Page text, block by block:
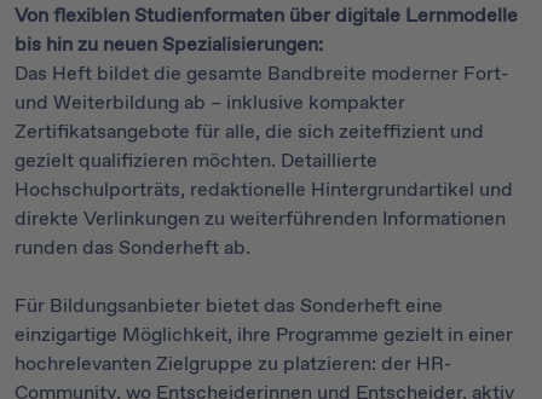
Von flexiblen Studienformaten über digitale Lernmodelle
bis hin zu neuen Spezialisierungen:
Das Heft bildet die gesamte Bandbreite moderner Fort-
und Weiterbildung ab – inklusive kompakter
Zertifikatsangebote für alle, die sich zeiteffizient und
gezielt qualifizieren möchten. Detaillierte
Hochschulporträts, redaktionelle Hintergrundartikel und
direkte Verlinkungen zu weiterführenden Informationen
runden das Sonderheft ab.
Für Bildungsanbieter bietet das Sonderheft eine
einzigartige Möglichkeit, ihre Programme gezielt in einer
hochrelevanten Zielgruppe zu platzieren: der HR-
Community, wo Entscheiderinnen und Entscheider, aktiv